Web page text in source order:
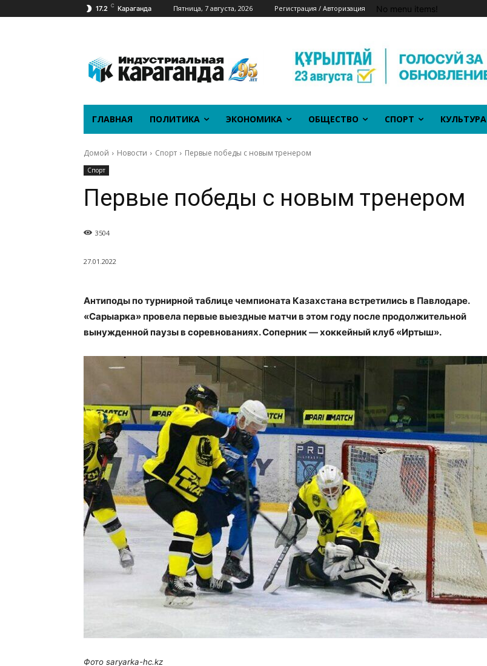
17.2 C Караганда Пятница, 7 августа, 2026 Регистрация / Авторизация No menu items!
ГЛАВНАЯ ПОЛИТИКА ЭКОНОМИКА ОБЩЕСТВО СПОРТ КУЛЬТУРА
Домой Новости Спорт Первые победы с новым тренером
Спорт
Первые победы с новым тренером
3504
27.01.2022
Антиподы по турнирной таблице чемпионата Казахстана встретились в Павлодаре.
«Сарыарка» провела первые выездные матчи в этом году после продолжительной
вынужденной паузы в соревнованиях.Соперник — хоккейный клуб «Иртыш».
Фото saryarka-hc.kz